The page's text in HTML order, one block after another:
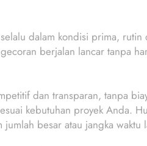
dalam kondisi prima,
berjalan lancar tanpa
dan transparan, tanpa
kebutuhan proyek Anda.
besar atau jangka waktu